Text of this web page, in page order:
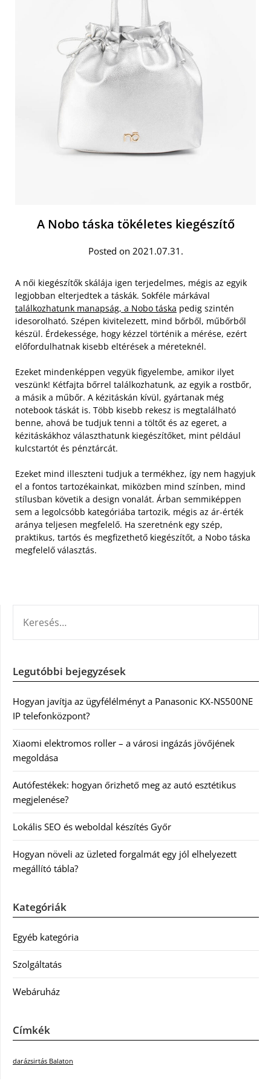
A Nobo táska tökéletes kiegészítő
Posted on 2021.07.31.
A női kiegészítők skálája igen terjedelmes, mégis az egyik
legjobban elterjedtek a táskák. Sokféle márkával
találkozhatunk manapság, a Nobo táska pedig szintén
idesorolható. Szépen kivitelezett, mind bőrből, műbőrből
készül. Érdekessége, hogy kézzel történik a mérése, ezért
előfordulhatnak kisebb eltérések a méreteknél.
Ezeket mindenképpen vegyük figyelembe, amikor ilyet
veszünk! Kétfajta bőrrel találkozhatunk, az egyik a rostbőr,
a másik a műbőr. A kézitáskán kívül, gyártanak még
notebook táskát is. Több kisebb rekesz is megtalálható
benne, ahová be tudjuk tenni a töltőt és az egeret, a
kézitáskákhoz választhatunk kiegészítőket, mint például
kulcstartót és pénztárcát.
Ezeket mind illeszteni tudjuk a termékhez, így nem hagyjuk
el a fontos tartozékainkat, miközben mind színben, mind
stílusban követik a design vonalát. Árban semmiképpen
sem a legolcsóbb kategóriába tartozik, mégis az ár-érték
aránya teljesen megfelelő. Ha szeretnénk egy szép,
praktikus, tartós és megfizethető kiegészítőt, a Nobo táska
megfelelő választás.
Legutóbbi bejegyzések
Hogyan javítja az ügyfélélményt a Panasonic KX-NS500NE
IP telefonközpont?
Xiaomi elektromos roller – a városi ingázás jövőjének
megoldása
Autófestékek: hogyan őrizhető meg az autó esztétikus
megjelenése?
Lokális SEO és weboldal készítés Győr
Hogyan növeli az üzleted forgalmát egy jól elhelyezett
megállító tábla?
Kategóriák
Egyéb kategória
Szolgáltatás
Webáruház
Címkék
darázsirtás Balaton